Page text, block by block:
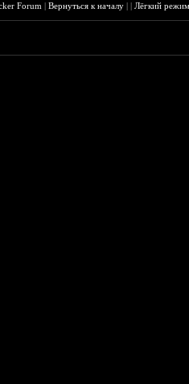
Forum |Вернуться к началу ||Лёгкий